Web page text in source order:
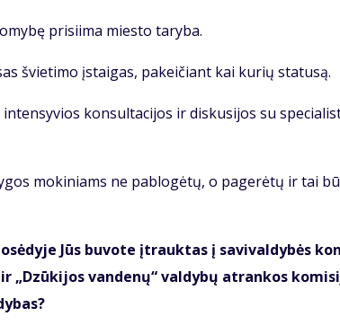
prisiima miesto taryba.
švietimo įstaigas, pakeičiant kai kurių statusą.
konsultacijos ir diskusijos su
mokiniams ne pablogėtų, o pagerėtų ir tai
Jūs bu­vo­te įtrauk­tas į sa­vi­val­dy­bės
van­de­nų“ val­dy­bų at­ran­kos